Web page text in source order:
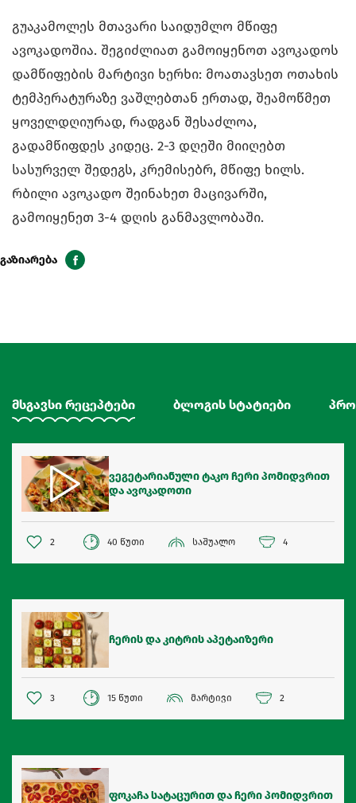
გუაკამოლეს მთავარი საიდუმლო მწიფე
ავოკადოშია. შეგიძლიათ გამოიყენოთ ავოკადოს
დამწიფების მარტივი ხერხი: მოათავსეთ ოთახის
ტემპერატურაზე ვაშლებთან ერთად, შეამოწმეთ
ყოველდღიურად, რადგან შესაძლოა,
გადამწიფდეს კიდეც. 2-3 დღეში მიიღებთ
სასურველ შედეგს, კრემისებრ, მწიფე ხილს.
რბილი ავოკადო შეინახეთ მაცივარში,
გამოიყენეთ 3-4 დღის განმავლობაში.
გაზიარება
მსგავსი რეცეპტები ბლოგის სტატიები
ვეგეტარიანული ტაკო ჩერი პომიდვრით
და ავოკადოთი
2 40 წუთი საშუალო 4
ჩერის და კიტრის აპეტაიზერი
3 15 წუთი მარტივი 2
ფოკაჩა სატაცურით და ჩერი პომიდვრით